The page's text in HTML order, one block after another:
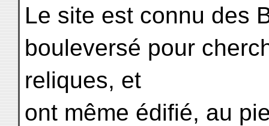
Le site est connu des
bouleversé pour
reliques, et
ont même édifié, au